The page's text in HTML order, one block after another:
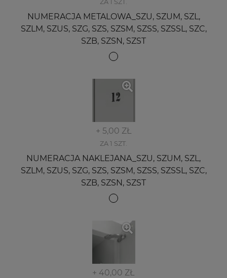
ZA 1 SZT.
NUMERACJA METALOWA_SZU, SZUM, SZL,
SZLM, SZUS, SZG, SZS, SZSM, SZSS, SZSSL, SZC,
SZB, SZSN, SZST
+ 5,00 ZŁ
ZA 1 SZT.
NUMERACJA NAKLEJANA_SZU, SZUM, SZL,
SZLM, SZUS, SZG, SZS, SZSM, SZSS, SZSSL, SZC,
SZB, SZSN, SZST
+ 40,00 ZŁ